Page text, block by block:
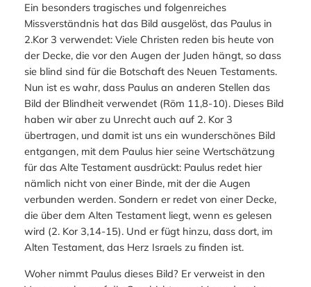
Ein besonders tragisches und folgenreiches
Missverständnis hat das Bild ausgelöst, das Paulus in
2.Kor 3 verwendet: Viele Christen reden bis heute von
der Decke, die vor den Augen der Juden hängt, so dass
sie blind sind für die Botschaft des Neuen Testaments.
Nun ist es wahr, dass Paulus an anderen Stellen das
Bild der Blindheit verwendet (Röm 11,8-10). Dieses Bild
haben wir aber zu Unrecht auch auf 2. Kor 3
übertragen, und damit ist uns ein wunderschönes Bild
entgangen, mit dem Paulus hier seine Wertschätzung
für das Alte Testament ausdrückt: Paulus redet hier
nämlich nicht von einer Binde, mit der die Augen
verbunden werden. Sondern er redet von einer Decke,
die über dem Alten Testament liegt, wenn es gelesen
wird (2. Kor 3,14-15). Und er fügt hinzu, dass dort, im
Alten Testament, das Herz Israels zu finden ist.
Woher nimmt Paulus dieses Bild? Er verweist in den